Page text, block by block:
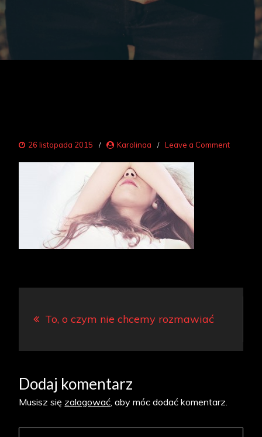
26 listopada 2015 Karolinaa Leave a Commenton
wpisu
To, o czym nie chcemy rozmawiać
Dodaj komentarz
Musisz się zalogować, aby móc dodać komentarz.